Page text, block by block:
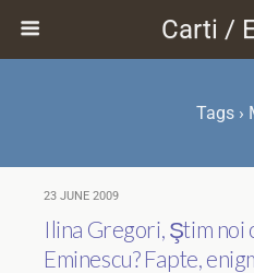
Carti /
Tags ›
23 JUNE 2009
Ilina Gregori, Ştim noi
Eminescu? Fapte,